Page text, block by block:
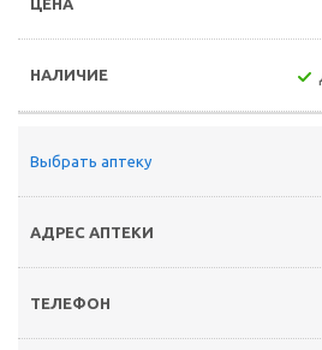
Выбрать аптеку